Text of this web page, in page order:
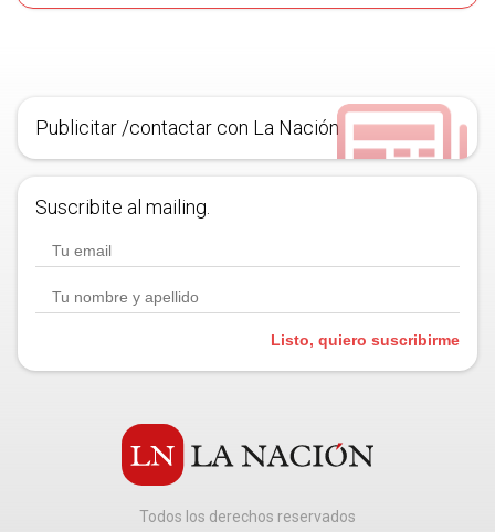
Publicitar /contactar con La Nación
Suscribite al mailing.
Listo, quiero suscribirme
Todos los derechos reservados